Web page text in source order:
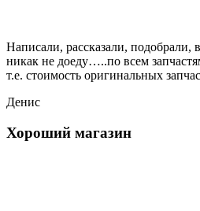
Написали, рассказали, подобрали,
никак не доеду…..по всем
т.е. стоимость оригинальных
Денис
Хороший магазин